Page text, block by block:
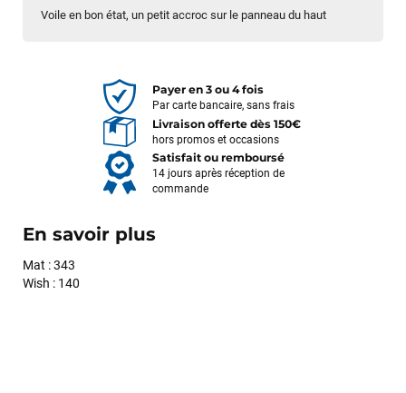
Voile en bon état, un petit accroc sur le panneau du haut
Payer en 3 ou 4 fois
Par carte bancaire, sans frais
Livraison offerte dès 150€
hors promos et occasions
Satisfait ou remboursé
14 jours après réception de
commande
En savoir plus
Mat : 343
Wish : 140